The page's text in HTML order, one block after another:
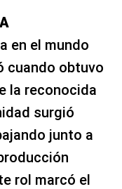
en el mundo
cuando obtuvo
la reconocida
surgió
junto a
rol marcó el